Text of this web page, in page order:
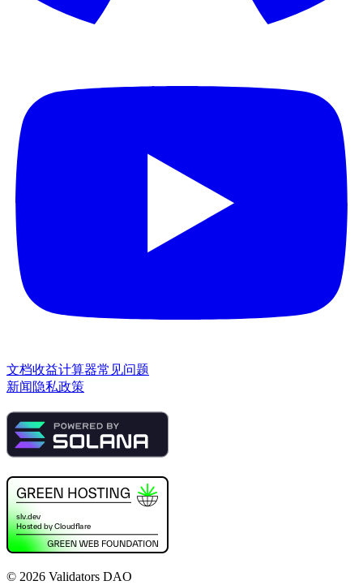
文档收益计算器常见问题
新闻 隐私政策
© 2026 Validators DAO